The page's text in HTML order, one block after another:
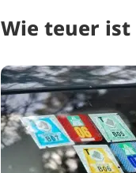
Wie teuer